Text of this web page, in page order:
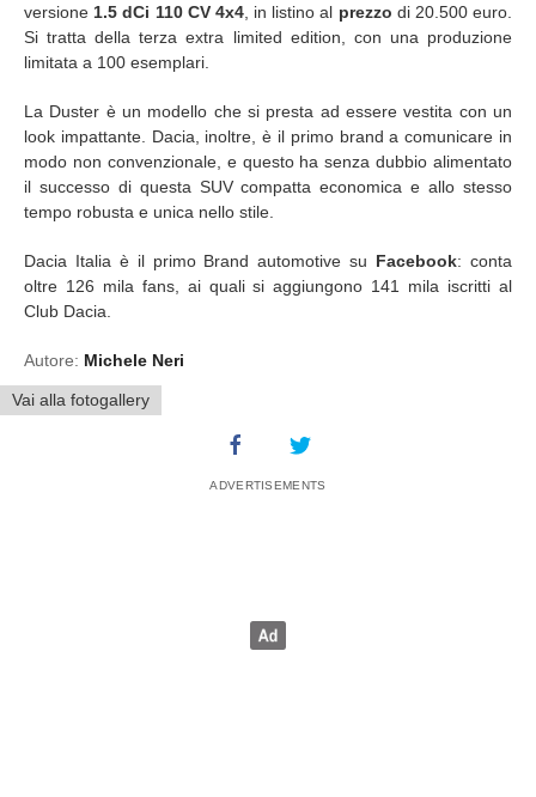
versione 1.5 dCi 110 CV 4x4, in listino al prezzo di 20.500 euro.
Si tratta della terza extra limited edition, con una produzione
limitata a 100 esemplari.
La Duster è un modello che si presta ad essere vestita con un
look impattante. Dacia, inoltre, è il primo brand a comunicare in
modo non convenzionale, e questo ha senza dubbio alimentato
il successo di questa SUV compatta economica e allo stesso
tempo robusta e unica nello stile.
Dacia Italia è il primo Brand automotive su Facebook: conta
oltre 126 mila fans, ai quali si aggiungono 141 mila iscritti al
Club Dacia.
Autore: Michele Neri
Vai alla fotogallery